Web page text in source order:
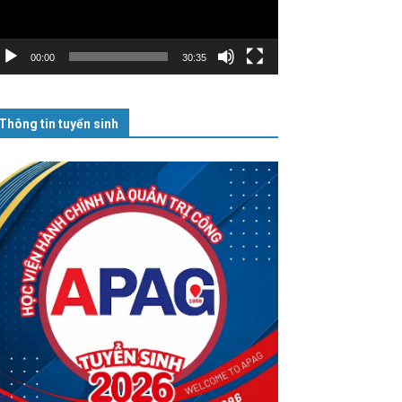
00:00 30:35
Thông tin tuyển sinh